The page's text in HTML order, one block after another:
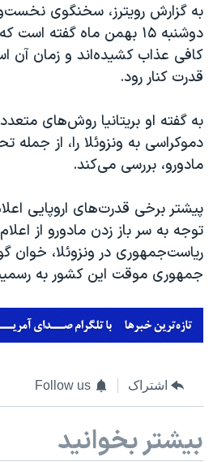
دادگاه حمید نوری
چهل سال گروگان‌گیری
قانون شفافیت دارائی کادر رهبری ایران
اسرائیل در جنگ
نرگس محمدی برنده جایزه نوبل صلح
صفحه‌های ویژه
سفر پرزیدنت ترامپ به چین
به گزارش رویترز، سخنگوی
دوشنبه ۱۵ بهمن ماه گفته
کافی عذاب کشیده‌اند و زمان آن
قدرت کنار رود.
به گفته او بریتانیا روش‌های
دموکراسی به ونزوئلا را، از
مادورو، بررسی می‌کند.
پیشتر برخی قدرت‌های اروپایی
توجه به سر باز زدن مادورو از
ریاست‌جمهوری در ونزوئلا، خوان
جمهوری موقت این کشور به
اشتراک Follow us
بیشتر بخوانید